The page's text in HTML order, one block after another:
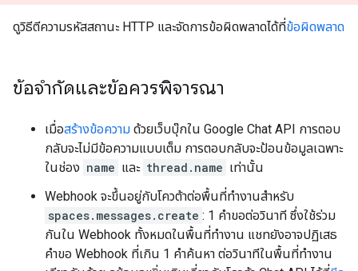
ดูวิธีตีความรหัสสถานะ HTTP และจัดการข้อผิดพลาดได้ที่ข้อผิดพลาด
ข้อจำกัดและข้อควรพิจารณา
เมื่อสร้างข้อความ ด้วยเว็บบุ๊กใน Google Chat API การตอบ
กลับจะไม่มีข้อความแบบเต็ม การตอบกลับจะป้อนข้อมูลเฉพาะ
ในช่อง name และ thread.name เท่านั้น
Webhook จะขึ้นอยู่กับโควต้าต่อพื้นที่ทำงานสำหรับ
spaces.messages.create : 1 คำขอต่อวินาที ซึ่งใช้ร่วม
กันใน Webhook ทั้งหมดในพื้นที่ทำงาน แชทยังอาจปฏิเสธ
คำขอ Webhook ที่เกิน 1 คำค้นหา ต่อวินาทีในพื้นที่ทำงาน